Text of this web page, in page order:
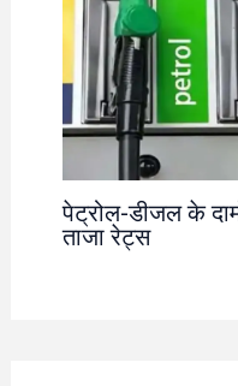
पेट्रोल-डीजल के
ताजा रेट्स